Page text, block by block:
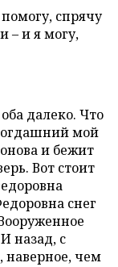
спрячу
– и я могу,
далеко. Что
мой
и бежит
Вот стоит
снег
назад, с
наверное, чем